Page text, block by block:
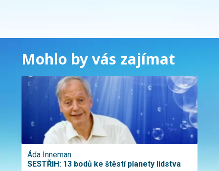
Mohlo by vás zajímat
Áda Inneman
SESTŘIH: 13 bodů ke štěstí planety lidstva